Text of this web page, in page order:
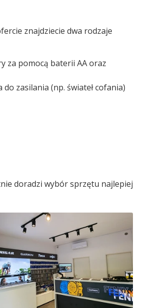
znajdziecie dwa rodzaje
za pomocą baterii AA oraz
zasilania (np. świateł cofania)
doradzi wybór sprzętu najlepiej